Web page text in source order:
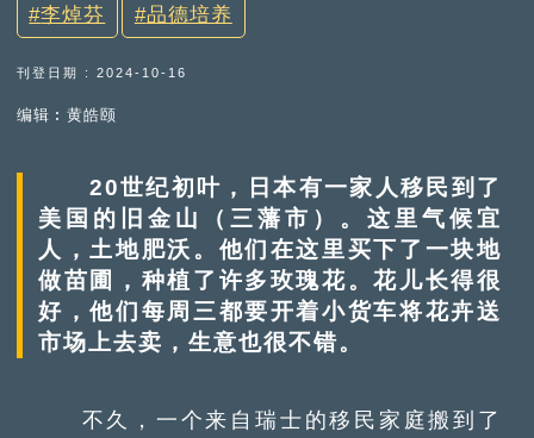
李焯芬 品德培养
刊登日期 : 2024-10-16
编辑︰黄皓颐
20世纪初叶，日本有一家人移民到了
美国的旧金山（三藩市）。这里气候宜
人，土地肥沃。他们在这里买下了一块地
做苗圃，种植了许多玫瑰花。花儿长得很
好，他们每周三都要开着小货车将花卉送
市场上去卖，生意也很不错。
不久，一个来自瑞士的移民家庭搬到了